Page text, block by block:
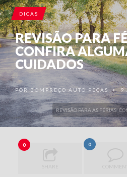
REVISÃO PARA AS FÉRIAS:
DICAS
REVISÃO PARA
CONFIRA
CUIDADOS
PORBOMPREÇO AUTO PEÇAS • 9
0
SHARE
0
COMMENT